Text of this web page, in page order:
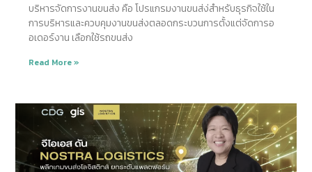
บริหารจัดการงานขนส่ง คือ โปรแกรมงานขนส่ง่สำหรับธุรกิจใช้ใน
การบริหารและควบคุมงานขนส่งตลอดกระบวนการตั้งแต่จัดการอ
อเดอร์งาน เลือกใช้รถขนส่ง
Read More »